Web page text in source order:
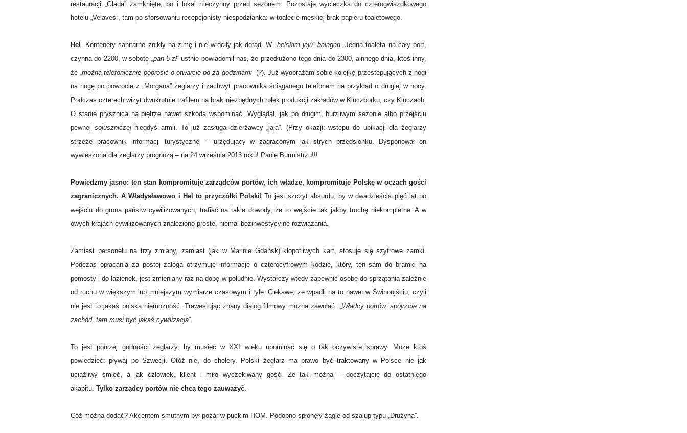
restauracji „Glada” zamknięte, bo i lokal nieczynny przed sezonem. Pozostaje wycieczka do czterogwiazdkowego
hotelu „Velaves”, tam po sforsowaniu recepcjonisty niespodzianka: w toalecie męskiej brak papieru toaletowego.
Hel . Kontenery sanitarne znikły na zimę i nie wróciły jak dotąd. W „helskim jaju” bałagan. Jedna toaleta na cały port,
czynna do 2200, w sobotę „pan 5 zł”ustnie powiadomił nas, że przedłużono tego dnia do 2300, ainnego dnia, ktoś inny,
że„można telefonicznie poprosić o otwarcie po za godzinami” (?). Już wyobrażam sobie kolejkę przestępujących z nogi
na nogę po powrocie z „Morgana” żeglarzy i zachwyt pracownika ściąganego telefonem na przykład o drugiej w nocy.
Podczas czterech wizyt dwukrotnie trafiłem na brak niezbędnych rolek produkcji zakładów w Kluczborku, czy Kluczach.
O stanie prysznica na piętrze nawet szkoda wspominać. Wyglądał, jak po długim, burzliwym sezonie albo przejściu
pewnej sojuszniczejniegdyś armii. To już zasługa dzierżawcy „jaja”. (Przy okazji: wstępu do ubikacji dla żeglarzy
strzeże pracownik informacji turystycznej – urzędujący w zagraconym jak strych przedsionku. Dysponował on
wywieszona dla żeglarzy prognozą – na 24 września 2013 roku! Panie Burmistrzu!!!
Powiedzmy jasno: ten stan kompromituje zarządców portów, ich władze, kompromituje Polskę w oczach gości
zagranicznych. A Władysławowo i Hel to przyczółki Polski!To jest szczyt absurdu, by w dwadzieścia pięć lat po
wejściu do grona państw cywilizowanych, trafiać na takie dowody, że to wejście tak jakby trochę niekompletne. A w
owych krajach cywilizowanych znaleziono proste, niemal bezinwestycyjne rozwiązania.
Zamiast personelu na trzy zmiany, zamiast (jak w Marinie Gdańsk) kłopotliwych kart, stosuje się szyfrowe zamki.
Podczas opłacania za postój załoga otrzymuje informację o czterocyfrowym kodzie, który, ten sam do bramki na
pomosty i do łazienek, jest zmieniany raz na dobę w południe. Wystarczy wtedy zapewnić osobę do sprzątania zależnie
od ruchu w większym lub mniejszym wymiarze czasowym i tyle. Ciekawe, że wpadli na to nawet w Świnoujściu, czyli
nie jest to jakaś polska niemożność. Trawestując znany dialog filmowy można zawołać: „Władcy portów, spójrzcie na
zachód, tam musi być jakaś cywilizacja”.
To jest poniżej godności żeglarzy, by musieć w XXI wieku upominać się o tak oczywiste sprawy. Może ktoś
powiedzieć: pływaj po Szwecji. Otóż nie, do cholery. Polski żeglarz ma prawo być traktowany w Polsce nie jak
uciążliwy śmieć, a jak człowiek, klient i miło wyczekiwany gość. Że tak można – doczytajcie do ostatniego
akapitu. Tylko zarządcy portów nie chcą tego zauważyć.
Cóż można dodać? Akcentem smutnym był pożar w puckim HOM. Podobno spłonęły żagle od szalup typu „Drużyna”.